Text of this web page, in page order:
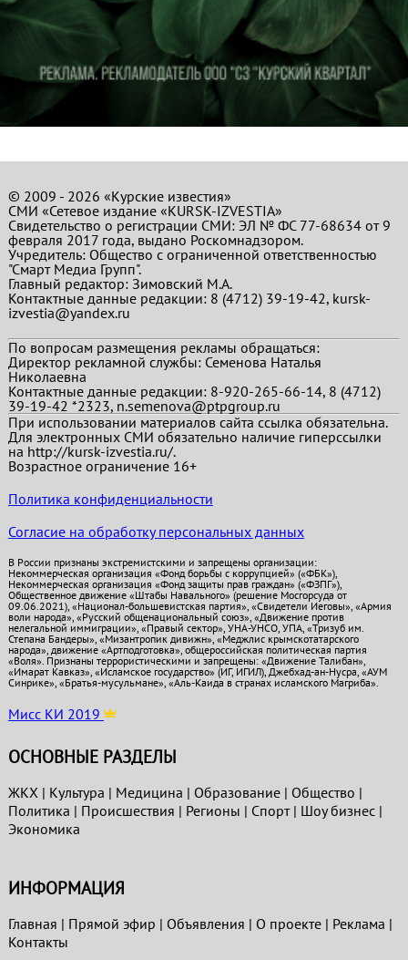
© 2009 - 2026 «Курские известия»
СМИ «Сетевое издание «KURSK-IZVESTIA»
Свидетельство о регистрации СМИ: ЭЛ № ФС 77-68634 от 9
февраля 2017 года, выдано Роскомнадзором.
Учредитель: Общество с ограниченной ответственностью
"Смарт Медиа Групп".
Главный редактор:Зимовский М.А.
Контактные данные редакции: 8 (4712) 39-19-42, kursk-
izvestia@yandex.ru
По вопросам размещения рекламы обращаться:
Директор рекламной службы: Семенова Наталья
Николаевна
Контактные данные редакции: 8-920-265-66-14, 8 (4712)
39-19-42 *2323, n.semenova@ptpgroup.ru
При использовании материалов сайта ссылка обязательна.
Для электронных СМИ обязательно наличие гиперссылки
на http://kursk-izvestia.ru/.
Возрастное ограничение 16+
Политика конфиденциальности
Согласие на обработку персональных данных
В России признаны экстремистскими и запрещены организации:
Некоммерческая организация «Фонд борьбы с коррупцией» («ФБК»),
Некоммерческая организация «Фонд защиты прав граждан» («ФЗПГ»),
Общественное движение «Штабы Навального» (решение Мосгорсуда от
09.06.2021), «Национал-большевистская партия», «Свидетели Иеговы», «Армия
воли народа», «Русский общенациональный союз», «Движение против
нелегальной иммиграции», «Правый сектор», УНА-УНСО, УПА, «Тризуб им.
Степана Бандеры», «Мизантропик дивижн», «Меджлис крымскотатарского
народа», движение «Артподготовка», общероссийская политическая партия
«Воля». Признаны террористическими и запрещены: «Движение Талибан»,
«Имарат Кавказ», «Исламское государство» (ИГ, ИГИЛ), Джебхад-ан-Нусра, «АУМ
Синрике», «Братья-мусульмане», «Аль-Каида в странах исламского Магриба».
Мисс КИ 2019
ОСНОВНЫЕ РАЗДЕЛЫ
ЖКХ | Культура | Медицина | Образование| Общество |
Политика | Проиcшествия | Регионы | Спорт| Шоу бизнес|
Экономика
ИНФОРМАЦИЯ
Главная | Прямой эфир | Объявления | О проекте| Реклама |
Контакты